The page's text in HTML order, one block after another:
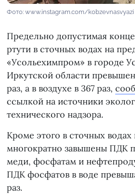
Фото: www.instagram.com/kobzevnasvyazi
Предельно допустимая
ртути в сточных водах на
«Усольехимпром» в городе
Иркутской области
раз, а в воздухе в 367 раз,
ссылкой на источники
технического надзора.
Кроме этого в сточных водах
многократно завышены ПДК
меди, фосфатам и
ПДК фосфатов в воде
раз.